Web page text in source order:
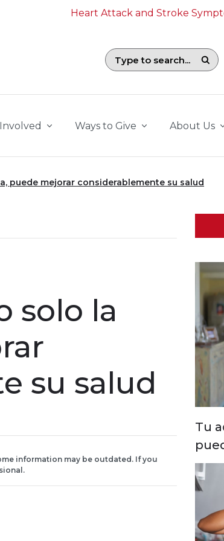
Heart Attack and Stroke
Search field with suggestions. To
Ways to Give About Us
puede mejorar considerablemente su salud
solo la
su salud
information may be outdated. If you
Tu